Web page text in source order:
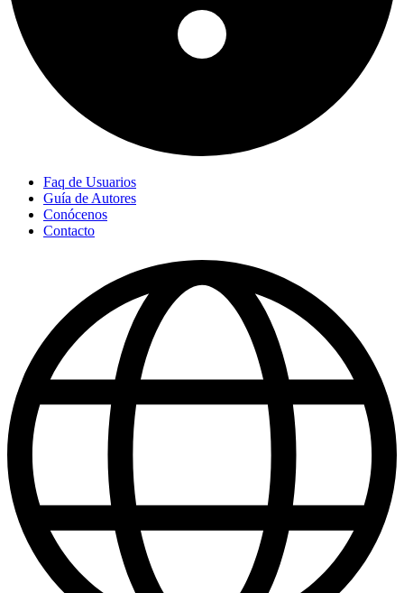
Faq de Usuarios
Guía de Autores
Conócenos
Contacto